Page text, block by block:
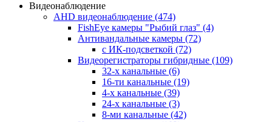
Видеонаблюдение
AHD видеонаблюдение (474)
FishEye камеры "Рыбий глаз" (4)
Антивандальные камеры (72)
с ИК-подсветкой (72)
Видеорегистраторы гибридные (109)
32-х канальные (6)
16-ти канальные (19)
4-х канальные (39)
24-х канальные (3)
8-ми канальные (42)